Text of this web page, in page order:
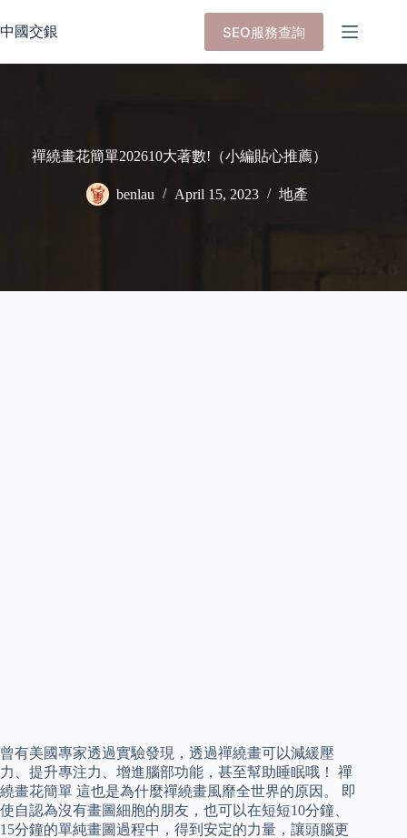
to
content
中國交銀 SEO服務查詢
禪繞畫花簡單202610大著數!（小編貼心推薦）
benlau April 15, 2023 地產
曾有美國專家透過實驗發現，透過禪繞畫可以減緩壓
力、提升專注力、增進腦部功能，甚至幫助睡眠哦！ 禪
繞畫花簡單 這也是為什麼禪繞畫風靡全世界的原因。 即
使自認為沒有畫圖細胞的朋友，也可以在短短10分鐘、
15分鐘的單純畫圖過程中，得到安定的力量，讓頭腦更